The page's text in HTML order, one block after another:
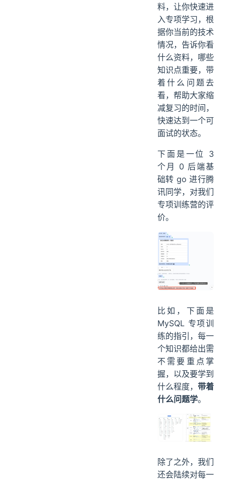
料，让你快速进
入专项学习，根
据你当前的技术
情况，告诉你看
什么资料，哪些
知识点重要，带
着什么问题去
看，帮助大家缩
减复习的时间，
快速达到一个可
面试的状态。
下面是一位 3
个月 0 后端基
础转 go 进行腾
讯同学，对我们
专项训练营的评
价。
比如，下面是
MySQL 专项训
练的指引，每一
个知识都给出需
不需要重点掌
握，以及要学到
什么程度， 带着
什么问题学。
除了之外，我们
还会陆续对每一